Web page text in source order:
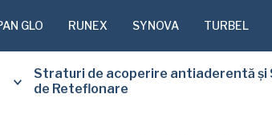
GLO RUNEX SYNOVA TURBEL
Straturi de acoperire antiaderentă și
de Reteflonare